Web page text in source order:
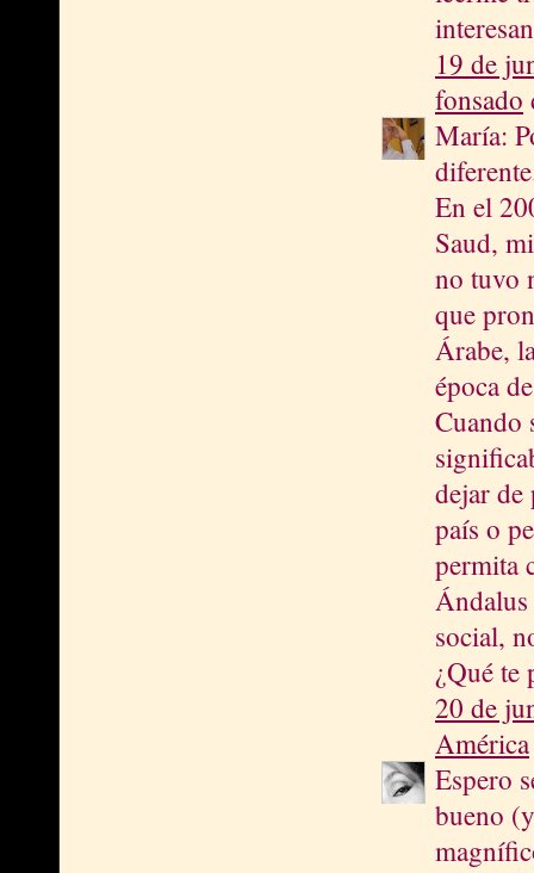
19 de
fonsado
María:
En el
Saud,
no tuvo
que
Árabe,
época
Cuando
dejar
país o
permita
Ándalus
social,
¿Qué te
20 de
América
Espero
bueno